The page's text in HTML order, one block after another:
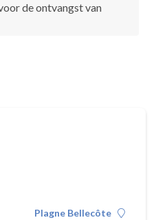
de ontvangst van
Plagne Bellecôte